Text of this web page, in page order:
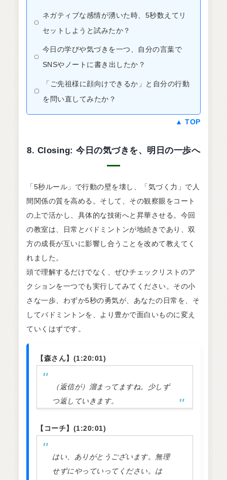
ネガティブな感情が湧いた時、5秒数えてリ
セットしようと試みたか？
今日の学びや気づきを一つ、自分の言葉で
SNSやノートに書き出したか？
「ご先祖様に顔向けできるか」と自分の行動
を問い直してみたか？
▲ TOP
8. Closing: 今日の気づきを、明日の一歩へ
「5秒ルール」で行動の壁を壊し、「気づく力」で人
間関係の質を高める。そして、その観察眼をコート
の上で活かし、具体的な技術へと昇華させる。今回
の教室は、日常とバドミントンが地続きであり、双
方の成長が互いに影響し合うことを改めて教えてく
れました。
頭で理解するだけでなく、ぜひチェックリストのア
クションを一つでも実行してみてください。その小
さな一歩、わずか5秒の勇気が、あなたの日常を、そ
してバドミントンを、より豊かで面白いものに変え
ていくはずです。
【森さん】(1:20:01)
（返信が）溜まってますね。少しず
つ返していきます。
【コーチ】(1:20:01)
はい、ありがとうございます。無理
せずにやっていってください。は